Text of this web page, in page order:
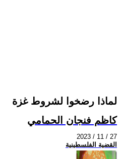
لماذا رضخوا لشروط غزة
كاظم فنجان الحمامي
2023 / 11 / 27
القضية الفلسطينية